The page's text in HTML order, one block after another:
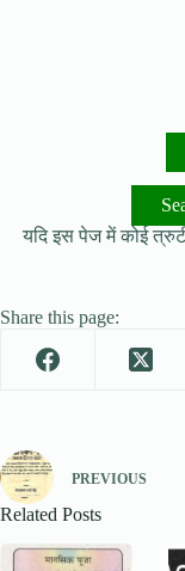
यदि इस पेज में कोई
Share this page:
PREVIOUS
Related Posts